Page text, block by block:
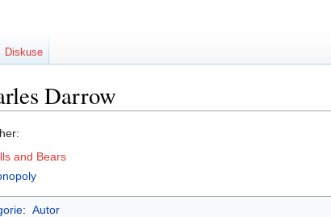
Darrow
and Bears
: Autor
Diskuse